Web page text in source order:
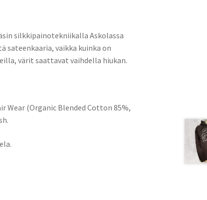
silkkipainotekniikalla Askolassa
sateenkaaria, vaikka kuinka on
värit saattavat vaihdella hiukan.
Wear (Organic Blended Cotton 85%,